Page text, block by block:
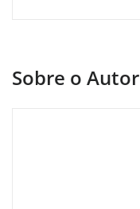
Sobre o Autor